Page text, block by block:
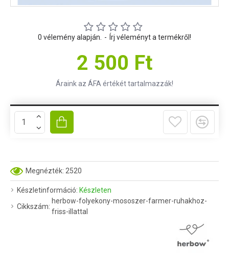
Készletinformáció: Készleten
Cikkszám:
herbow-folyekony-mososzer-farmer-ruhakhoz-
friss-illattal
Megnézték: 2520
0 vélemény alapján. - Írj véleményt a termékről!
2 500 Ft
Áraink az ÁFA értékét tartalmazzák!